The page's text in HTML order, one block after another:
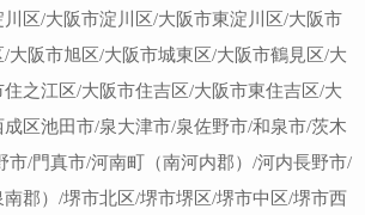
区/大阪市淀川区/大阪市東淀川区/大阪市
大阪市旭区/大阪市城東区/大阪市鶴見区/大
之江区/大阪市住吉区/大阪市東住吉区/大
区池田市/泉大津市/泉佐野市/和泉市/茨木
市/門真市/河南町（南河内郡）/河内長野市/
郡）/堺市北区/堺市堺区/堺市中区/堺市西